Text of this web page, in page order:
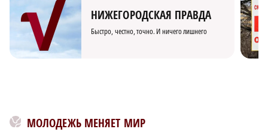
НИЖЕГОРОДСКАЯ ПРАВДА
Быстро, честно, точно. И ничего лишнего
МОЛОДЕЖЬ МЕНЯЕТ МИР